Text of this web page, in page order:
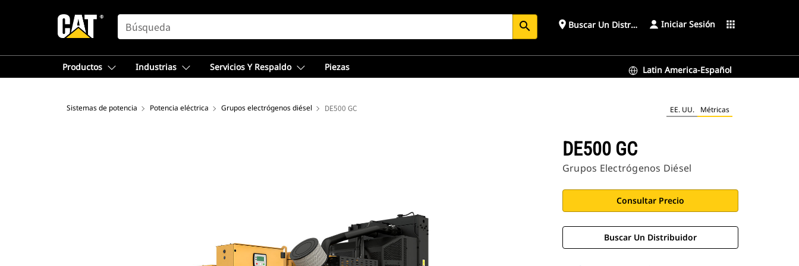
SEARCH search place Buscar Un Distribuidor Iniciar Sesión apps
Productos Industrias Servicios Y Respaldo Piezas Latin America-Español
Sistemas de potencia Potencia eléctrica Grupos electrógenos diésel DE500 GC EE. UU. Métricas
DE500 GC
Grupos Electrógenos Diésel
Consultar Precio
Buscar Un Distribuidor